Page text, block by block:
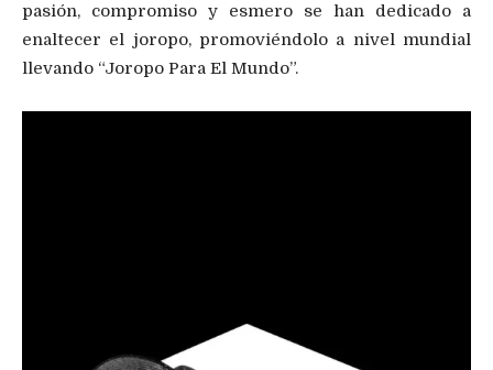
pasión, compromiso y esmero se han dedicado a
enaltecer el joropo, promoviéndolo a nivel mundial
llevando “Joropo Para El Mundo”.